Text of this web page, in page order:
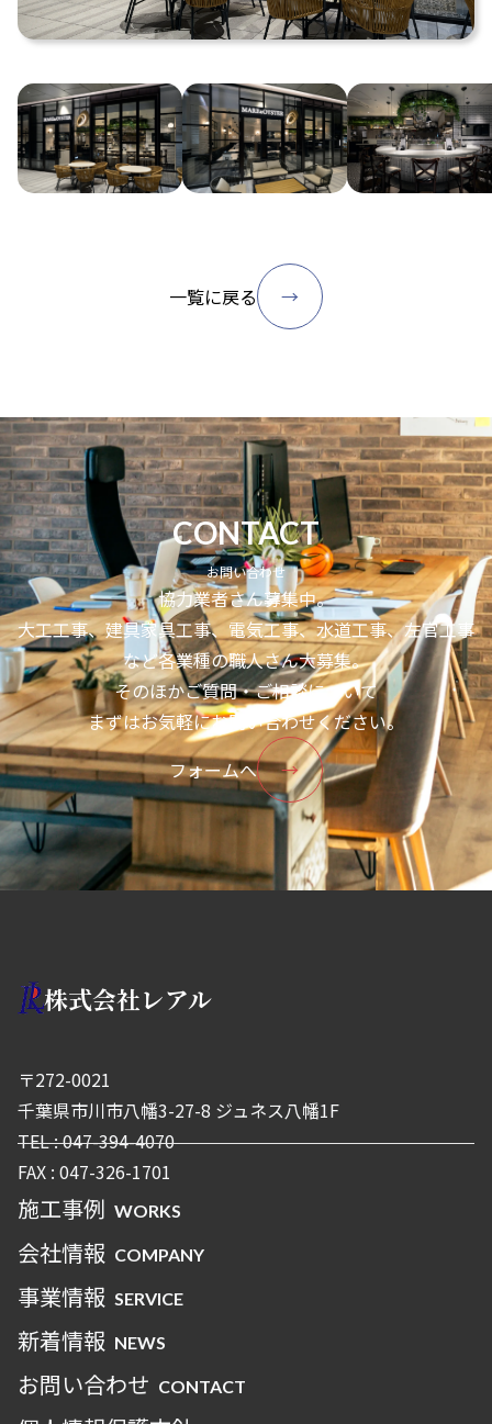
一覧に戻る →
CONTACT
お問い合わせ
協力業者さん募集中。
大工工事、建具家具工事、電気工事、水道工事、左官工事
など各業種の職人さん大募集。
そのほかご質問・ご相談について
まずはお気軽にお問い合わせください。
フォームへ
→
株式会社レアル
〒272-0021
千葉県市川市八幡3-27-8 ジュネス八幡1F
TEL : 047-394-4070
FAX : 047-326-1701
施工事例 WORKS
会社情報 COMPANY
事業情報 SERVICE
新着情報 NEWS
お問い合わせ CONTACT